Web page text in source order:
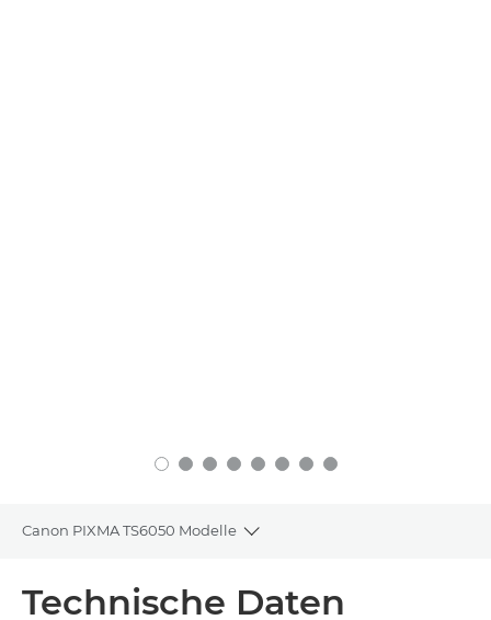
Canon PIXMA TS6050 Modelle
Toggle breadcrumbs
Technische Daten